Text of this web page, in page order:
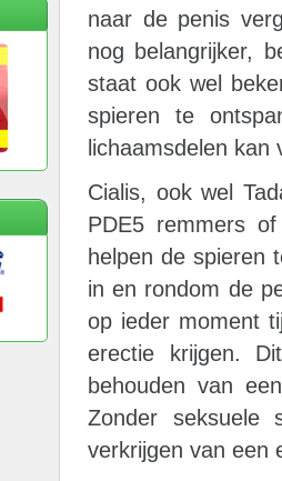
naar de penis
nog belangrijker,
staat ook wel
spieren te
lichaamsdelen kan
Cialis, ook wel
PDE5 remmers
helpen de spieren
in en rondom de
op ieder moment
erectie krijgen.
behouden van
Zonder
verkrijgen van een